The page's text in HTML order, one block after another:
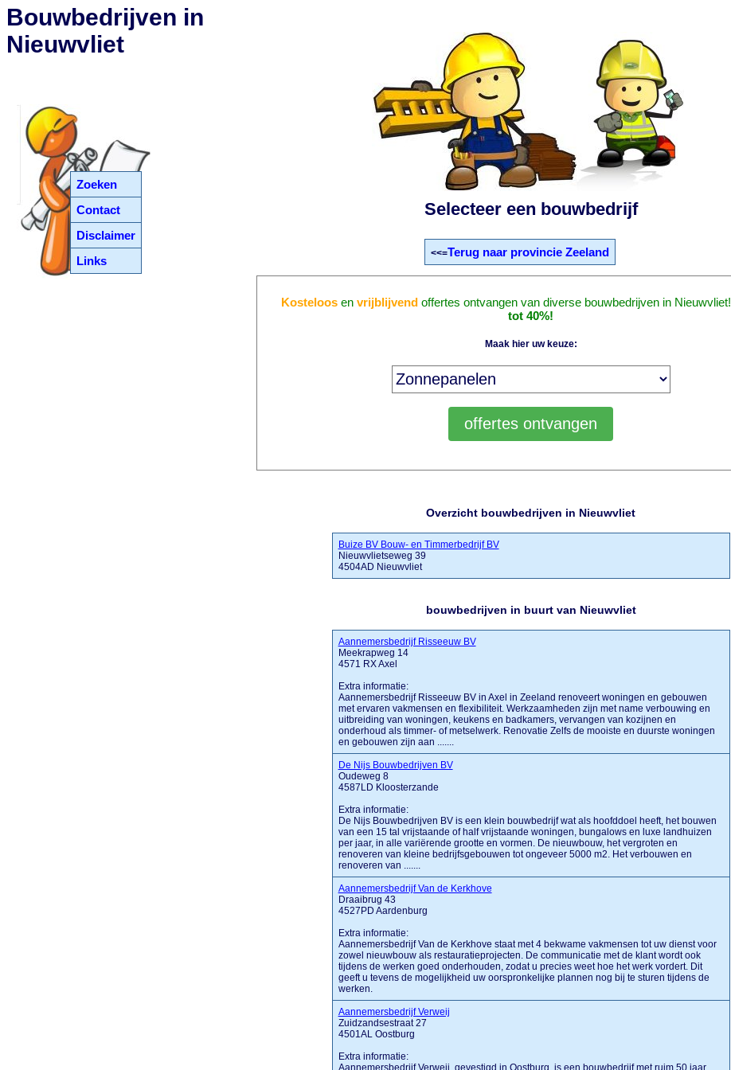
Zoeken
Contact
Disclaimer
Links
Bouwbedrijven in
Nieuwvliet
Selecteer een bouwbedrijf
<<=Terug naar provincie Zeeland
Kosteloos envrijblijvend offertes ontvangen van diverse bouwbedrijven in Nieuwvliet!
tot 40%!
Maak hier uw keuze:
Overzicht bouwbedrijven in Nieuwvliet
Buize BV Bouw- en Timmerbedrijf BV
Nieuwvlietseweg 39
4504AD Nieuwvliet
bouwbedrijven in buurt van Nieuwvliet
Aannemersbedrijf Risseeuw BV
Meekrapweg 14
4571 RX Axel
Extra informatie:
Aannemersbedrijf Risseeuw BV in Axel in Zeeland renoveert woningen en gebouwen
met ervaren vakmensen en flexibiliteit. Werkzaamheden zijn met name verbouwing en
uitbreiding van woningen, keukens en badkamers, vervangen van kozijnen en
onderhoud als timmer- of metselwerk. Renovatie Zelfs de mooiste en duurste woningen
en gebouwen zijn aan .......
De Nijs Bouwbedrijven BV
Oudeweg 8
4587LD Kloosterzande
Extra informatie:
De Nijs Bouwbedrijven BV is een klein bouwbedrijf wat als hoofddoel heeft, het bouwen
van een 15 tal vrijstaande of half vrijstaande woningen, bungalows en luxe landhuizen
per jaar, in alle variërende grootte en vormen. De nieuwbouw, het vergroten en
renoveren van kleine bedrijfsgebouwen tot ongeveer 5000 m2. Het verbouwen en
renoveren van .......
Aannemersbedrijf Van de Kerkhove
Draaibrug 43
4527PD Aardenburg
Extra informatie:
Aannemersbedrijf Van de Kerkhove staat met 4 bekwame vakmensen tot uw dienst voor
zowel nieuwbouw als restauratieprojecten. De communicatie met de klant wordt ook
tijdens de werken goed onderhouden, zodat u precies weet hoe het werk vordert. Dit
geeft u tevens de mogelijkheid uw oorspronkelijke plannen nog bij te sturen tijdens de
werken.
Aannemersbedrijf Verweij
Zuidzandsestraat 27
4501AL Oostburg
Extra informatie:
Aannemersbedrijf Verweij, gevestigd in Oostburg, is een bouwbedrijf met ruim 50 jaar